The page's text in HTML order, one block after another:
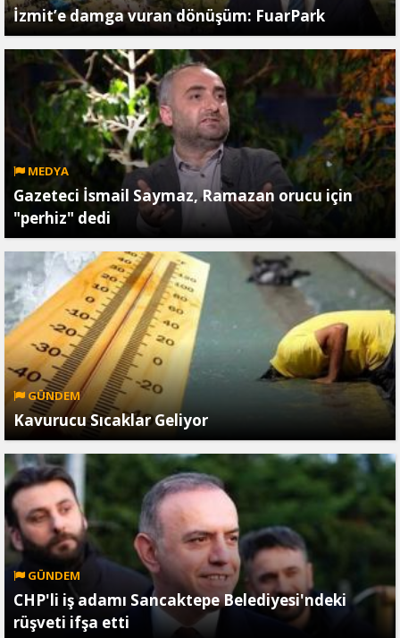
İzmit’e damga vuran dönüşüm: FuarPark
MEDYA
Gazeteci İsmail Saymaz, Ramazan orucu için
"perhiz" dedi
GÜNDEM
Kavurucu Sıcaklar Geliyor
GÜNDEM
CHP'li iş adamı Sancaktepe Belediyesi'ndeki
rüşveti ifşa etti